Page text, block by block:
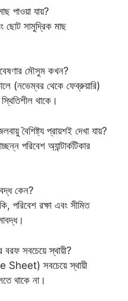
পাওয়া যায়?
ছোট সামুদ্রিক মাছ
গবেষণার মৌসুম কখন?
(নভেম্বর থেকে ফেব্রুয়ারি)
থাকে।
বৈশিষ্ট্য প্রায়শই দেখা যায়?
পরিবেশ অ্যান্টার্কটিকার
কেন?
পরিবেশ রক্ষা এবং সীমিত
বরফ সবচেয়ে স্থায়ী?
Sheet) সবচেয়ে স্থায়ী
থাকে না।